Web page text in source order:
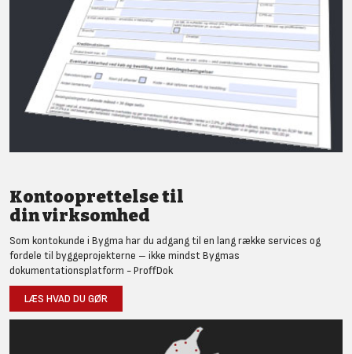
Kontooprettelse til
din virksomhed
Som kontokunde i Bygma har du adgang til en lang række services og
fordele til byggeprojekterne – ikke mindst Bygmas
dokumentationsplatform - ProffDok
LÆS HVAD DU GØR